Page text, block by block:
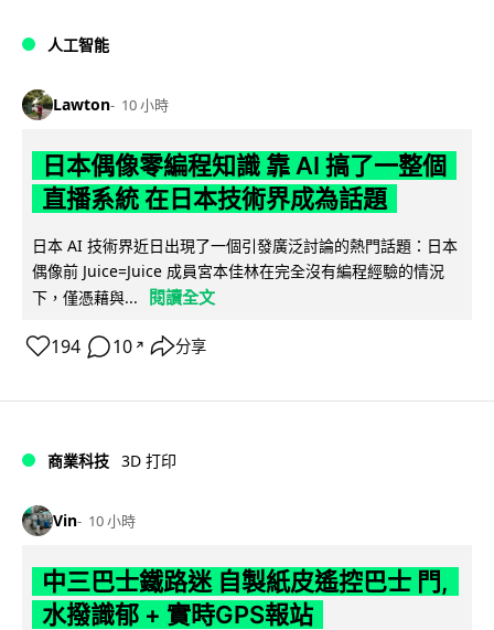
人工智能
Lawton 10 小時
日本偶像零編程知識 靠 AI 搞了一整個
直播系統 在日本技術界成為話題
日本 AI 技術界近日出現了一個引發廣泛討論的熱門話題：日本
偶像前 Juice=Juice 成員宮本佳林在完全沒有編程經驗的情況
下，僅憑藉與...
閱讀全文
194 10 ↗ 分享
商業科技 3D 打印
Vin 10 小時
中三巴士鐵路迷 自製紙皮遙控巴士 門,
水撥識郁 + 實時GPS報站